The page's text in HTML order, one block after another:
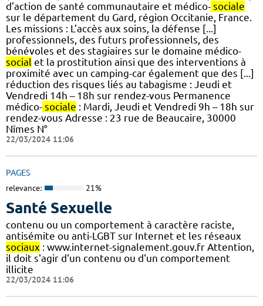
d’action de santé communautaire et médico- sociale
sur le département du Gard, région Occitanie, France.
Les missions : L’accès aux soins, la défense [...]
professionnels, des futurs professionnels, des
bénévoles et des stagiaires sur le domaine médico-
social et la prostitution ainsi que des interventions à
proximité avec un camping-car également que des [...]
réduction des risques liés au tabagisme : Jeudi et
Vendredi 14h – 18h sur rendez-vous Permanence
médico- sociale : Mardi, Jeudi et Vendredi 9h – 18h sur
rendez-vous Adresse : 23 rue de Beaucaire, 30000
Nîmes N°
22/03/2024 11:06
PAGES
relevance: 21%
Santé Sexuelle
contenu ou un comportement à caractère raciste,
antisémite ou anti-LGBT sur Internet et les réseaux
sociaux : www.internet-signalement.gouv.fr Attention,
il doit s'agir d'un contenu ou d'un comportement
illicite
22/03/2024 11:06